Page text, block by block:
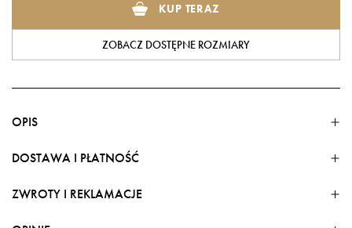
KUP TERAZ
ZOBACZ DOSTĘPNE ROZMIARY
OPIS
DOSTAWA I PŁATNOŚĆ
FORMY DOSTAWY
ZWROTY I REKLAMACJE